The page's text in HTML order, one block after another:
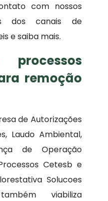
com nossos
dos canais de
e saiba mais.
remoção
de Autorizações
Laudo Ambiental,
de Operação
Cetesb e
Solucoes
viabiliza